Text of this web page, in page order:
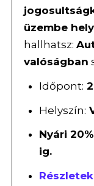
üzembe
hallhatsz:
valóságban
Időpont:
Helyszín:
Nyári
ig.